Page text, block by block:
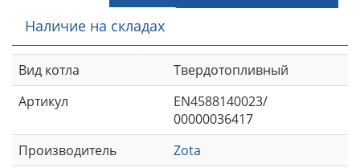
Наличие на складах
Вид котла
Твердотопливный
Артикул
EN4588140023/
00000036417
Производитель
Zota